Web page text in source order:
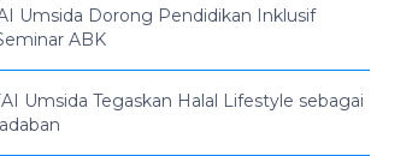
Umsida Dorong Pendidikan Inklusif
ABK
Umsida Tegaskan Halal Lifestyle sebagai